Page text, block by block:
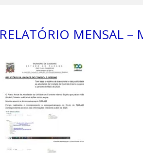
RELATÓRIO MENSAL –